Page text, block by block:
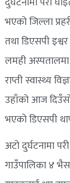
भएको जिल्ला
तथा डिएसपी
लमही
राप्ती स्वास्थ्य
उहाँको आज
भएको डिएसपी
अटो दुर्घटनामा
गाउँपालिका ४